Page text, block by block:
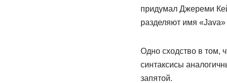
придумал Джереми
разделяют имя
Одно сходство в том,
синтаксисы
запятой.